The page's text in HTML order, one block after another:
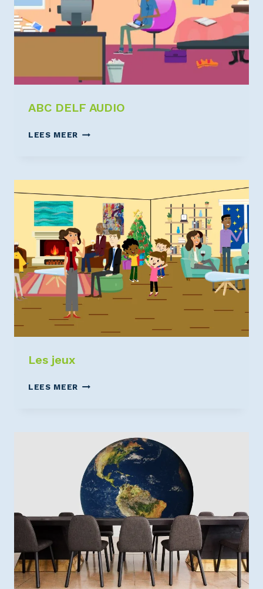
ABC DELF AUDIO
LEES MEER
Les jeux
LEES MEER